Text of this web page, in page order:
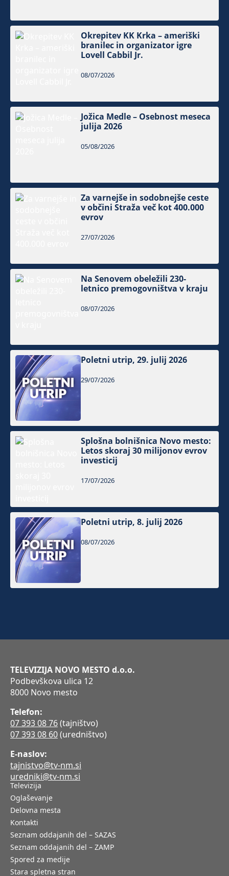
Okrepitev KK Krka – ameriški
branilec in organizator igre
Lovell Cabbil Jr.
08/07/2026
Jožica Medle – Osebnost meseca
julija 2026
05/08/2026
Za varnejše in sodobnejše ceste
v občini Straža več kot 400.000
evrov
27/07/2026
Na Senovem obeležili 230-
letnico premogovništva v kraju
08/07/2026
Poletni utrip, 29. julij 2026
29/07/2026
Splošna bolnišnica Novo mesto:
Letos skoraj 30 milijonov evrov
investicij
17/07/2026
Poletni utrip, 8. julij 2026
08/07/2026
TELEVIZIJA NOVO MESTO d.o.o.
Podbevškova ulica 12
8000 Novo mesto
Telefon:
07 393 08 76(tajništvo)
07 393 08 60(uredništvo)
E-naslov:
tajnistvo@tv-nm.si
uredniki@tv-nm.si
Televizija
Oglaševanje
Delovna mesta
Kontakti
Seznam oddajanih del – SAZAS
Seznam oddajanih del – ZAMP
Spored za medije
Stara spletna stran